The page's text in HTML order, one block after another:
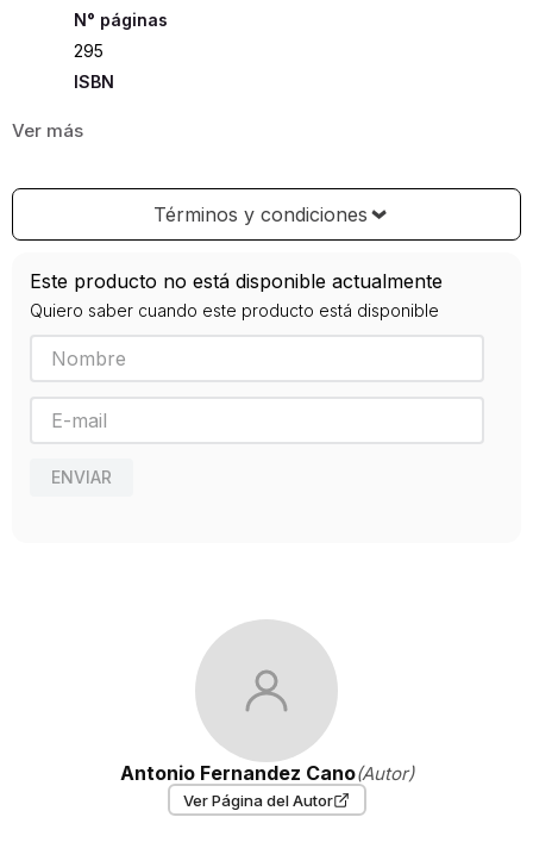
295
ISBN
Editorial
Año de publicación
0
Términos y condiciones
Este producto no está disponible actualmente
Quiero saber cuando este producto está disponible
ENVIAR
Antonio Fernandez Cano(Autor)
Ver Página del Autor